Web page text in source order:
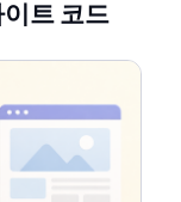
트 코드